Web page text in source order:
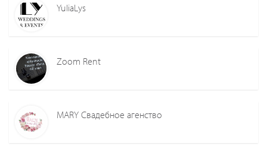
YuliaLys
Zoom Rent
MARY Свадебное агенство